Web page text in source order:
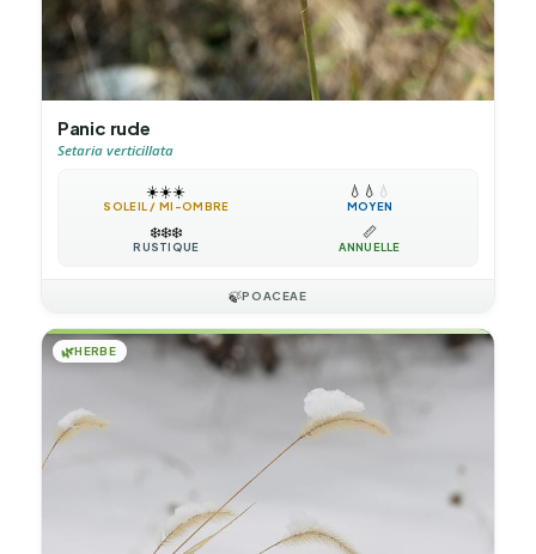
Panic rude
Setaria verticillata
☀️☀️☀️
SOLEIL / MI-OMBRE
💧 💧 💧
MOYEN
❄️❄️❄️
RUSTIQUE
📏
ANNUELLE
🍃POACEAE
🌿HERBE